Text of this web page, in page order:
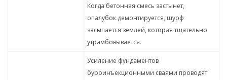
Когда бетонная смесь застынет,
опалубок демонтируется, шурф
засыпается землей, которая тщательно
утрамбовывается.
Усиление фундаментов
буроинъекционными сваями проводят